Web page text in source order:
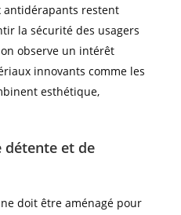
antidérapants restent
la sécurité des usagers
observe un intérêt
innovants comme les
esthétique,
détente et de
doit être aménagé pour